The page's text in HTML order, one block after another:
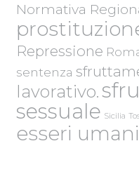
Normativa
Repressione
sentenza
lavorativo.
sessuale Sicilia
esseri umani